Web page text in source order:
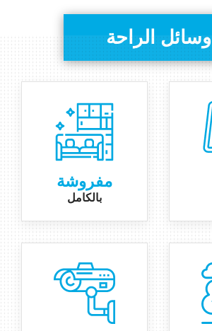
وسائل الراحة
مفروشة
بالكامل